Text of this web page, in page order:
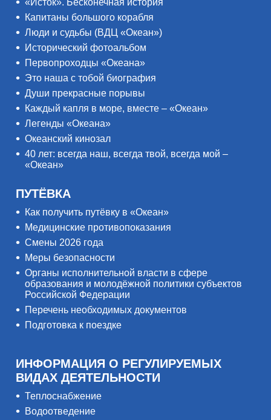
Капитаны большого корабля
Люди и судьбы (ВДЦ «Океан»)
Исторический фотоальбом
Первопроходцы «Океана»
Это наша с тобой биография
Души прекрасные порывы
Каждый капля в море, вместе – «Океан»
Легенды «Океана»
Океанский кинозал
40 лет: всегда наш, всегда твой, всегда мой –
«Океан»
ПУТЁВКА
Как получить путёвку в «Океан»
Медицинские противопоказания
Смены 2026 года
Меры безопасности
Органы исполнительной власти в сфере
образования и молодёжной политики субъектов
Российской Федерации
Перечень необходимых документов
Подготовка к поездке
ИНФОРМАЦИЯ О РЕГУЛИРУЕМЫХ
ВИДАХ ДЕЯТЕЛЬНОСТИ
Теплоснабжение
Водоотведение